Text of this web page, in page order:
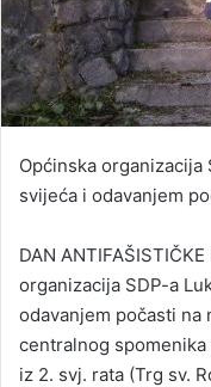
Općinska
svijeća i odavanjem
DAN
organizacija SDP-a
odavanjem počasti na
centralnog
iz 2. svj. rata (Trg sv.